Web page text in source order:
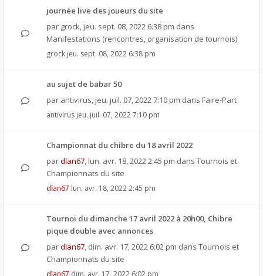
journée live des joueurs du site
par grock, jeu. sept. 08, 2022 6:38 pm dans
Manifestations (rencontres, organisation de tournois)
grock jeu. sept. 08, 2022 6:38 pm
au sujet de babar 50
par antivirus, jeu. juil. 07, 2022 7:10 pm dans Faire-Part
antivirus jeu. juil. 07, 2022 7:10 pm
Championnat du chibre du 18 avril 2022
pardlan67, lun. avr. 18, 2022 2:45 pm dans Tournois et
Championnats du site
dlan67 lun. avr. 18, 2022 2:45 pm
Tournoi du dimanche 17 avril 2022 à 20h00, Chibre
pique double avec annonces
pardlan67, dim. avr. 17, 2022 6:02 pm dans Tournois et
Championnats du site
dlan67 dim. avr. 17, 2022 6:02 pm